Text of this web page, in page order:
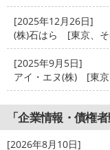
[2025年12月26日]
(株)石はら [東京、
[2025年9月5日]
アイ・エヌ(株) [東
「企業情報・債権
[2026年8月10日]